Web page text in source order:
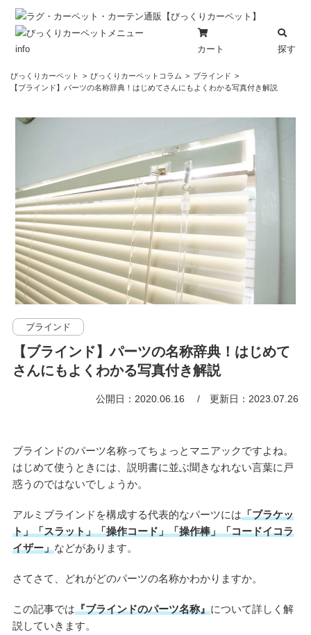
info カート 探す
びっくりカーペット びっくりカーペットコラム
ブラインド
【ブラインド】パーツの名称辞典！はじめてさんにもよくわかる写真付き解説
ブラインド
【ブラインド】パーツの名称辞典！はじめて
さんにもよくわかる写真付き解説
公開日：2020.06.16 更新日：2023.07.26
ブラインドのパーツ名称ってちょっとマニアックですよね。
はじめて使うときには、説明書に並ぶ聞きなれない言葉に戸
惑うのではないでしょうか。
アルミブラインドを構成する代表的なパーツには「ブラケッ
ト」「スラット」「操作コード」「操作棒」「コードイコラ
イザー」などがあります。
さてさて、どれがどのパーツの名称かわかりますか。
この記事では『ブラインドのパーツ名称』について詳しく解
説していきます。